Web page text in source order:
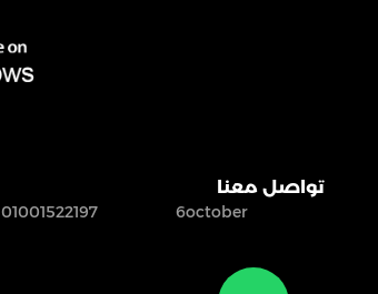
تواصل معنا
6october
01001522197